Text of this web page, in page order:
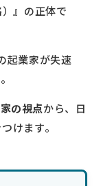
』の正体で
起業家が失速
の視点から、日
けます。